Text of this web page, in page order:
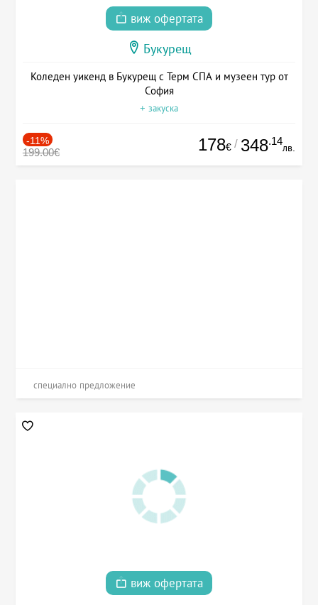
виж офертата
Букурещ
Коледен уикенд в Букурещ с Терм СПА и музеен тур от
София
+ закуска
-11%
199.00€ 178€ / 348.14
лв.
специално предложение
виж офертата